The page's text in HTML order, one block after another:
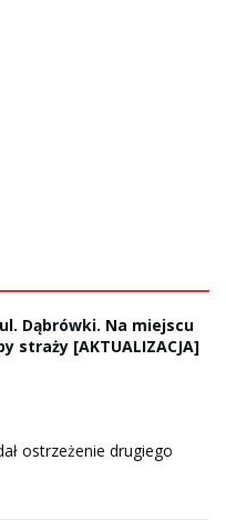
Dąbrówki. Na miejscu
straży [AKTUALIZACJA]
ostrzeżenie drugiego